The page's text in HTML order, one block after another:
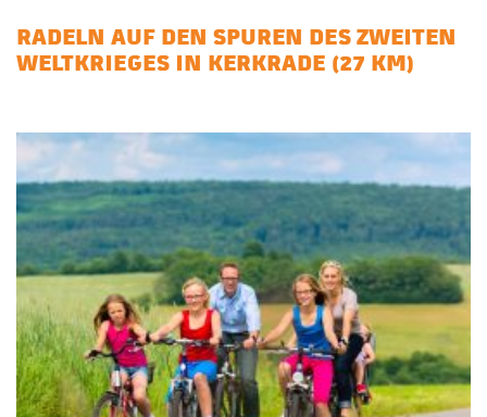
RADELN AUF DEN SPUREN DES ZWEITEN
WELTKRIEGES IN KERKRADE (27 KM)